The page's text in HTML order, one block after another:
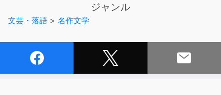
おります。サイトもしくはアプリからダウンロードの上ご
利用ください。
ジャンル
文芸・落語 > 名作文学